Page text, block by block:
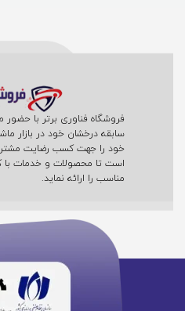
سابقه درخشان خود در بازار
خود را جهت کسب رضایت
است تا محصولات و خدمات با
مناسب را ارائه نماید.